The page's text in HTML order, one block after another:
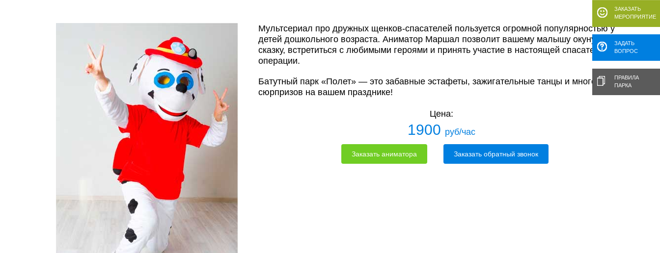
ЗАКАЗАТЬ
МЕРОПРИЯТИЕ
ЗАДАТЬ
ВОПРОС
ПРАВИЛА
ПАРКА
Мультсериал про дружных щенков-спасателей пользуется огромной популярностью у
детей дошкольного возраста. Аниматор Маршал позволит вашему малышу окунуться в
сказку, встретиться с любимыми героями и принять участие в настоящей спасательной
операции.
Батутный парк «Полет» — это забавные эстафеты, зажигательные танцы и много-много
сюрпризов на вашем празднике!
Цена:
1900 руб/час
Заказать аниматора Заказать обратный звонок